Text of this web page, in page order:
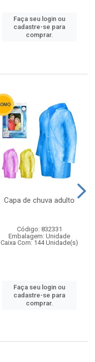
Faça seu login ou
cadastre-se para
comprar.
Capa de chuva adulto
Código: 832331
Embalagem: Unidade
Caixa Com: 144 Unidade(s)
Faça seu login ou
cadastre-se para
comprar.